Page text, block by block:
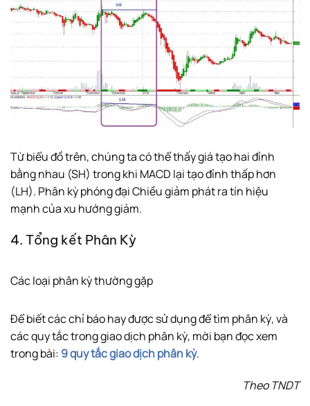
Từ biểu đồ trên, chúng ta có thể thấy giá tạo hai đỉnh
bằng nhau (SH) trong khi MACD lại tạo đỉnh thấp hơn
(LH). Phân kỳ phóng đại Chiều giảm phát ra tín hiệu
mạnh của xu hướng giảm.
4. Tổng kết Phân Kỳ
Các loại phân kỳ thường gặp
Để biết các chỉ báo hay được sử dụng để tìm phân kỳ, và
các quy tắc trong giao dịch phân kỳ, mời bạn đọc xem
trong bài: 9 quy tắc giao dịch phân kỳ.
Theo TNDT